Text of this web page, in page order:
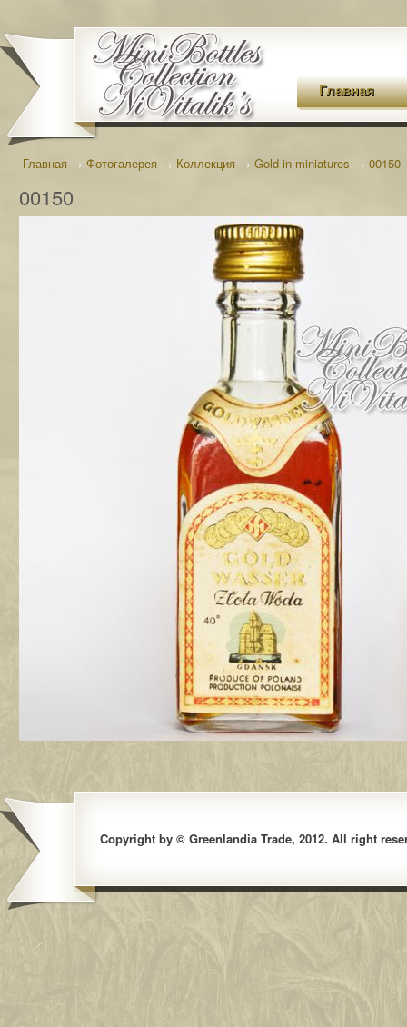
Главная
Главная → Фотогалерея → Коллекция → Gold in miniatures → 00150
00150
Copyright by © Greenlandia Trade, 2012. All right